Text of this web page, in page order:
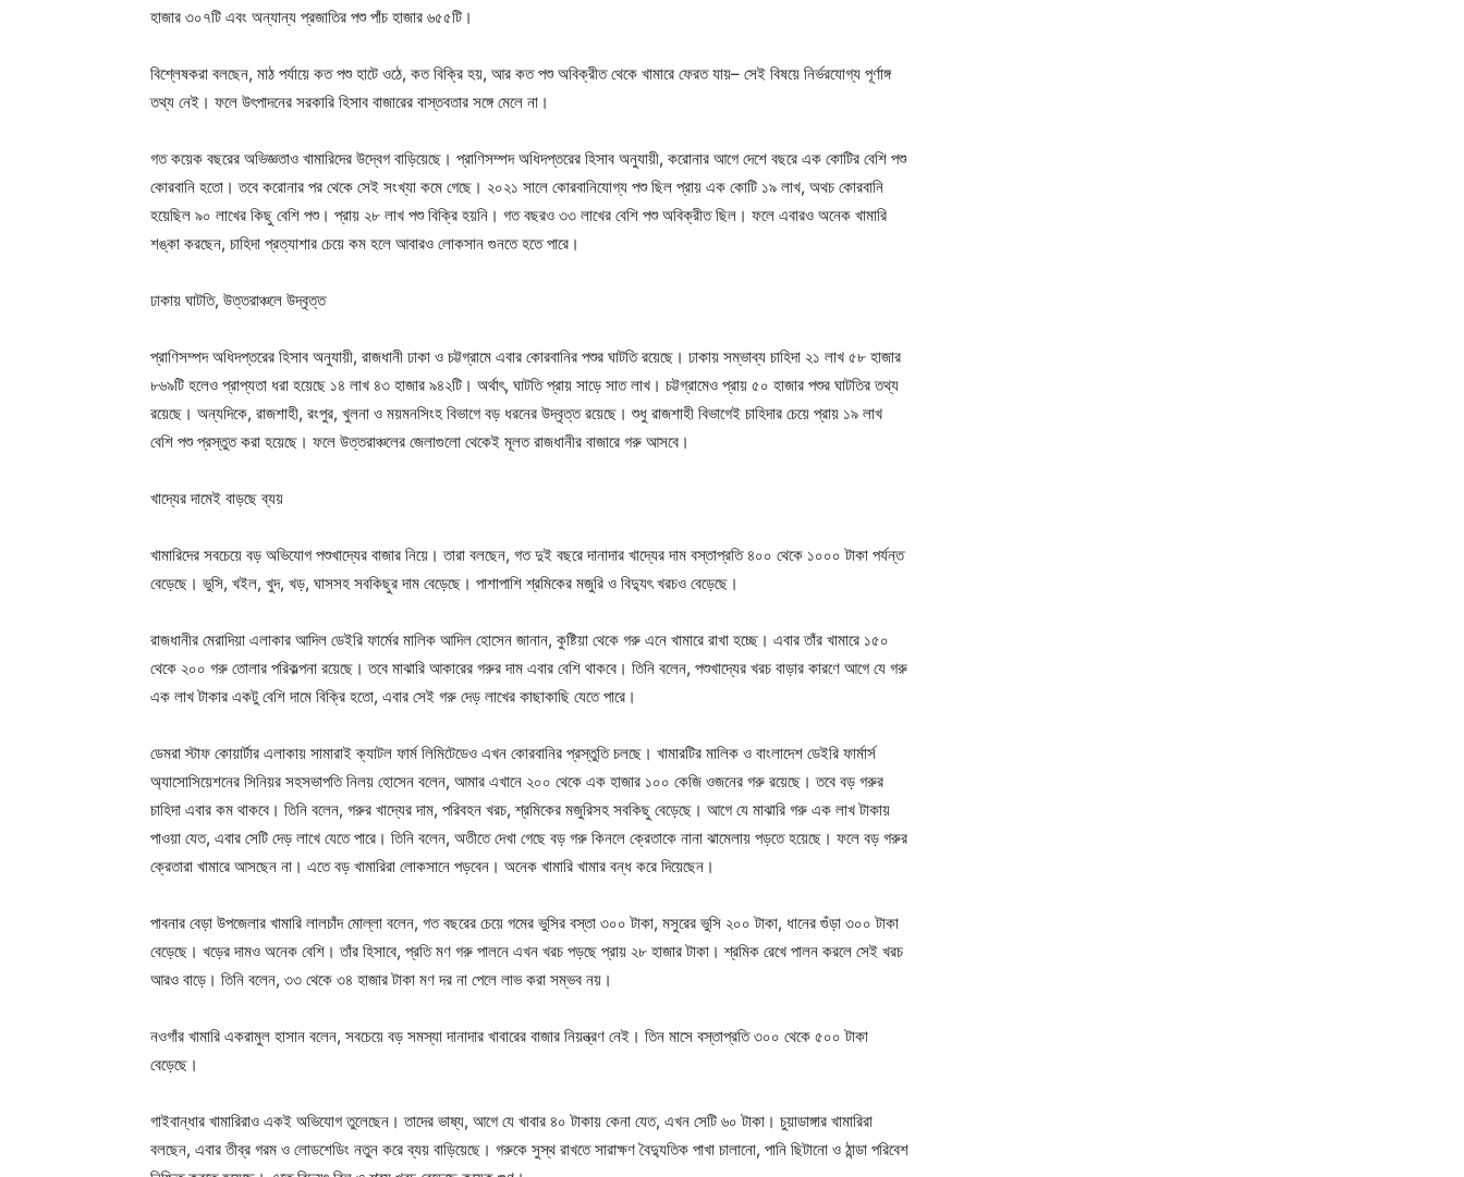
হাজার ৩০৭টি এবং অন্যান্য প্রজাতির পশু পাঁচ হাজার ৬৫৫টি।
বিশ্লেষকরা বলছেন, মাঠ পর্যায়ে কত পশু হাটে ওঠে, কত বিক্রি হয়, আর কত পশু অবিক্রীত থেকে খামারে ফেরত যায়– সেই বিষয়ে নির্ভরযোগ্য পূর্ণাঙ্গ
তথ্য নেই। ফলে উৎপাদনের সরকারি হিসাব বাজারের বাস্তবতার সঙ্গে মেলে না।
গত কয়েক বছরের অভিজ্ঞতাও খামারিদের উদ্বেগ বাড়িয়েছে। প্রাণিসম্পদ অধিদপ্তরের হিসাব অনুযায়ী, করোনার আগে দেশে বছরে এক কোটির বেশি পশু
কোরবানি হতো। তবে করোনার পর থেকে সেই সংখ্যা কমে গেছে। ২০২১ সালে কোরবানিযোগ্য পশু ছিল প্রায় এক কোটি ১৯ লাখ, অথচ কোরবানি
হয়েছিল ৯০ লাখের কিছু বেশি পশু। প্রায় ২৮ লাখ পশু বিক্রি হয়নি। গত বছরও ৩৩ লাখের বেশি পশু অবিক্রীত ছিল। ফলে এবারও অনেক খামারি
শঙ্কা করছেন, চাহিদা প্রত্যাশার চেয়ে কম হলে আবারও লোকসান গুনতে হতে পারে।
ঢাকায় ঘাটতি, উত্তরাঞ্চলে উদ্বৃত্ত
প্রাণিসম্পদ অধিদপ্তরের হিসাব অনুযায়ী, রাজধানী ঢাকা ও চট্টগ্রামে এবার কোরবানির পশুর ঘাটতি রয়েছে। ঢাকায় সম্ভাব্য চাহিদা ২১ লাখ ৫৮ হাজার
৮৬৯টি হলেও প্রাপ্যতা ধরা হয়েছে ১৪ লাখ ৪৩ হাজার ৯৪২টি। অর্থাৎ, ঘাটতি প্রায় সাড়ে সাত লাখ। চট্টগ্রামেও প্রায় ৫০ হাজার পশুর ঘাটতির তথ্য
রয়েছে। অন্যদিকে, রাজশাহী, রংপুর, খুলনা ও ময়মনসিংহ বিভাগে বড় ধরনের উদ্বৃত্ত রয়েছে। শুধু রাজশাহী বিভাগেই চাহিদার চেয়ে প্রায় ১৯ লাখ
বেশি পশু প্রস্তুত করা হয়েছে। ফলে উত্তরাঞ্চলের জেলাগুলো থেকেই মূলত রাজধানীর বাজারে গরু আসবে।
খাদ্যের দামেই বাড়ছে ব্যয়
খামারিদের সবচেয়ে বড় অভিযোগ পশুখাদ্যের বাজার নিয়ে। তারা বলছেন, গত দুই বছরে দানাদার খাদ্যের দাম বস্তাপ্রতি ৪০০ থেকে ১০০০ টাকা পর্যন্ত
বেড়েছে। ভুসি, খইল, খুদ, খড়, ঘাসসহ সবকিছুর দাম বেড়েছে। পাশাপাশি শ্রমিকের মজুরি ও বিদ্যুৎ খরচও বেড়েছে।
রাজধানীর মেরাদিয়া এলাকার আদিল ডেইরি ফার্মের মালিক আদিল হোসেন জানান, কুষ্টিয়া থেকে গরু এনে খামারে রাখা হচ্ছে। এবার তাঁর খামারে ১৫০
থেকে ২০০ গরু তোলার পরিকল্পনা রয়েছে। তবে মাঝারি আকারের গরুর দাম এবার বেশি থাকবে। তিনি বলেন, পশুখাদ্যের খরচ বাড়ার কারণে আগে যে গরু
এক লাখ টাকার একটু বেশি দামে বিক্রি হতো, এবার সেই গরু দেড় লাখের কাছাকাছি যেতে পারে।
ডেমরা স্টাফ কোয়ার্টার এলাকায় সামারাই ক্যাটল ফার্ম লিমিটেডেও এখন কোরবানির প্রস্তুতি চলছে। খামারটির মালিক ও বাংলাদেশ ডেইরি ফার্মার্স
অ্যাসোসিয়েশনের সিনিয়র সহসভাপতি নিলয় হোসেন বলেন, আমার এখানে ২০০ থেকে এক হাজার ১০০ কেজি ওজনের গরু রয়েছে। তবে বড় গরুর
চাহিদা এবার কম থাকবে। তিনি বলেন, গরুর খাদ্যের দাম, পরিবহন খরচ, শ্রমিকের মজুরিসহ সবকিছু বেড়েছে। আগে যে মাঝারি গরু এক লাখ টাকায়
পাওয়া যেত, এবার সেটি দেড় লাখে যেতে পারে। তিনি বলেন, অতীতে দেখা গেছে বড় গরু কিনলে ক্রেতাকে নানা ঝামেলায় পড়তে হয়েছে। ফলে বড় গরুর
ক্রেতারা খামারে আসছেন না। এতে বড় খামারিরা লোকসানে পড়বেন। অনেক খামারি খামার বন্ধ করে দিয়েছেন।
পাবনার বেড়া উপজেলার খামারি লালচাঁদ মোল্লা বলেন, গত বছরের চেয়ে গমের ভুসির বস্তা ৩০০ টাকা, মসুরের ভুসি ২০০ টাকা, ধানের গুঁড়া ৩০০ টাকা
বেড়েছে। খড়ের দামও অনেক বেশি। তাঁর হিসাবে, প্রতি মণ গরু পালনে এখন খরচ পড়ছে প্রায় ২৮ হাজার টাকা। শ্রমিক রেখে পালন করলে সেই খরচ
আরও বাড়ে। তিনি বলেন, ৩৩ থেকে ৩৪ হাজার টাকা মণ দর না পেলে লাভ করা সম্ভব নয়।
নওগাঁর খামারি একরামুল হাসান বলেন, সবচেয়ে বড় সমস্যা দানাদার খাবারের বাজার নিয়ন্ত্রণ নেই। তিন মাসে বস্তাপ্রতি ৩০০ থেকে ৫০০ টাকা
বেড়েছে।
গাইবান্ধার খামারিরাও একই অভিযোগ তুলেছেন। তাদের ভাষ্য, আগে যে খাবার ৪০ টাকায় কেনা যেত, এখন সেটি ৬০ টাকা। চুয়াডাঙ্গার খামারিরা
বলছেন, এবার তীব্র গরম ও লোডশেডিং নতুন করে ব্যয় বাড়িয়েছে। গরুকে সুস্থ রাখতে সারাক্ষণ বৈদ্যুতিক পাখা চালানো, পানি ছিটানো ও ঠান্ডা পরিবেশ